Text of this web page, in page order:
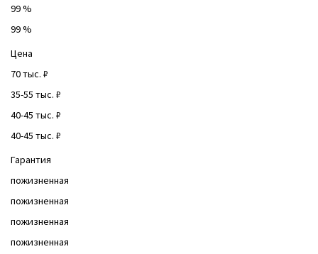
99 %
99 %
Цена
70 тыс. ₽
35-55 тыс. ₽
40-45 тыс. ₽
40-45 тыс. ₽
Гарантия
пожизненная
пожизненная
пожизненная
пожизненная